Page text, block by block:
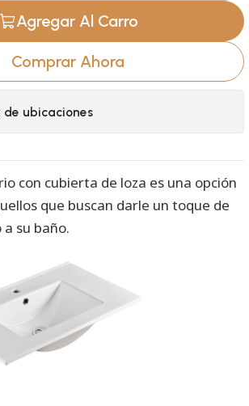
Agregar Al Carro
Comprar Ahora
de ubicaciones
con cubierta de loza es una opción
que buscan darle un toque de
su baño.